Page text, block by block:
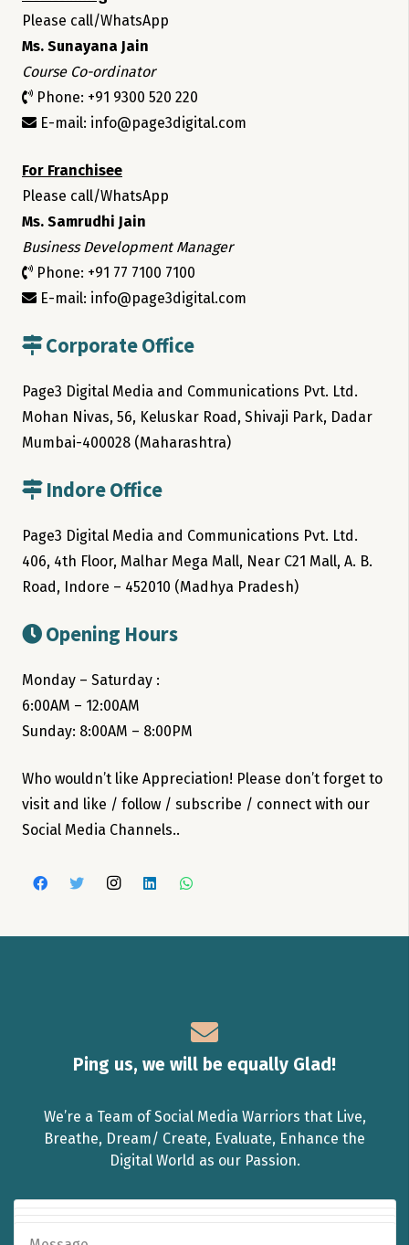
Please call/WhatsApp
Ms. Sunayana Jain
Course Co-ordinator
Phone: +91 9300 520 220
E-mail: info@page3digital.com
For Franchisee
Please call/WhatsApp
Ms. Samrudhi Jain
Business Development Manager
Phone: +91 77 7100 7100
E-mail: info@page3digital.com
Corporate Office
Page3 Digital Media and Communications Pvt. Ltd.
Mohan Nivas, 56, Keluskar Road, Shivaji Park, Dadar
Mumbai-400028 (Maharashtra)
Indore Office
Page3 Digital Media and Communications Pvt. Ltd.
406, 4th Floor, Malhar Mega Mall, Near C21 Mall, A. B.
Road, Indore – 452010 (Madhya Pradesh)
Opening Hours
Monday – Saturday :
6:00AM – 12:00AM
Sunday: 8:00AM – 8:00PM
Who wouldn’t like Appreciation! Please don’t forget to
visit and like / follow / subscribe / connect with our
Social Media Channels..
Ping us, we will be equally Glad!
We’re a Team of Social Media Warriors that Live,
Breathe, Dream/ Create, Evaluate, Enhance the
Digital World as our Passion.